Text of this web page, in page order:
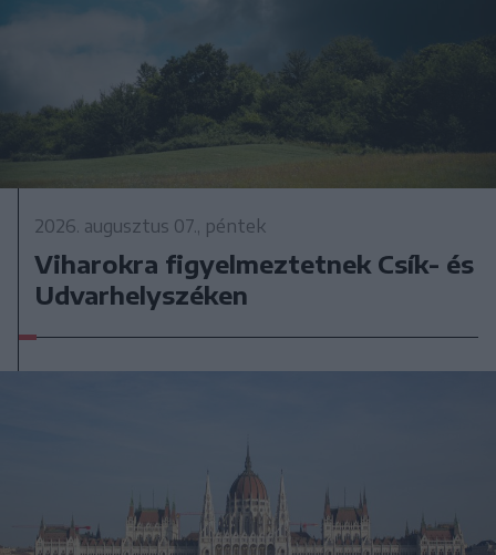
2026. augusztus 07., péntek
Viharokra figyelmeztetnek Csík- és
Udvarhelyszéken